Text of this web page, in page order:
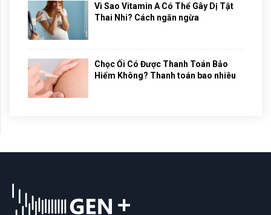
Vì Sao Vitamin A Có Thể Gây Dị Tật
Thai Nhi? Cách ngăn ngừa
Chọc Ối Có Được Thanh Toán Bảo
Hiểm Không? Thanh toán bao nhiêu